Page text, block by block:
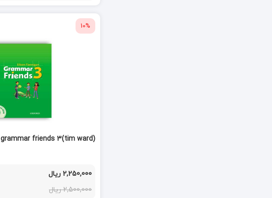
10%
grammar friends 3(tim ward)
2,250,000 ریال
2,500,000 ریال